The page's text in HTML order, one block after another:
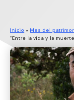
Inicio » Mes del
“Entre la vida y la